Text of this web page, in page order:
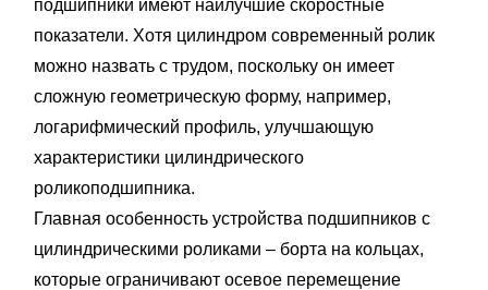
подшипники имеют наилучшие скоростные
показатели. Хотя цилиндром современный ролик
можно назвать с трудом, поскольку он имеет
сложную геометрическую форму, например,
логарифмический профиль, улучшающую
характеристики цилиндрического
роликоподшипника.
Главная особенность устройства подшипников с
цилиндрическими роликами – борта на кольцах,
которые ограничивают осевое перемещение